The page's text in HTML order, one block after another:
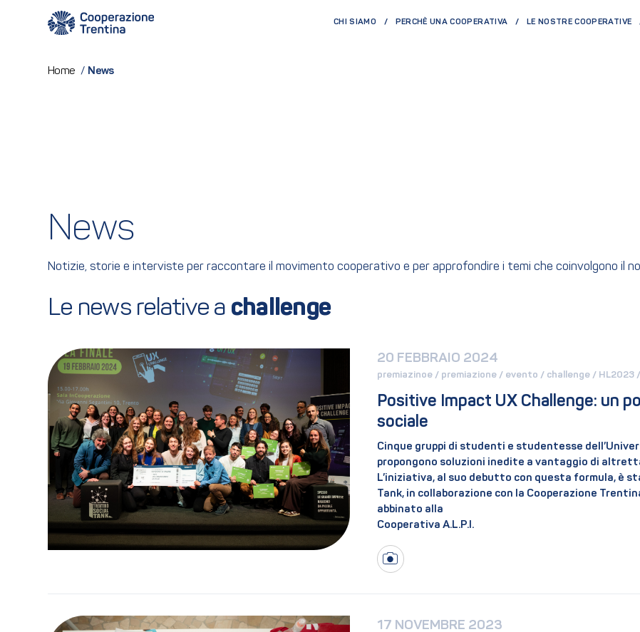
CHI SIAMO PERCHÈ UNA COOPERATIVA LE NOSTRE COOPERATIVE
Home / News
News
Notizie, storie e interviste per raccontare il movimento cooperativo e per approfondire i temi che coinvolgono il
Le news relative a challenge
20 FEBBRAIO 2024
premiazinoe / premiazione / evento / challenge / HL2023 /
Positive Impact UX Challenge: un
sociale
Cinque gruppi di studenti e studentesse
propongono soluzioni inedite a vantaggio di
L’iniziativa, al suo debutto con questa formula, è
Tank, in collaborazione con la Cooperazione
abbinato alla
Cooperativa A.L.P.I.
17 NOVEMBRE 2023